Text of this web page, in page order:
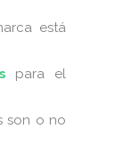
está
para el
son o no